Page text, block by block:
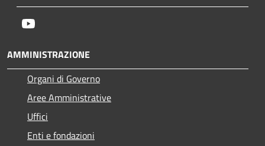
AMMINISTRAZIONE
Organi di Governo
Aree Amministrative
Uffici
Enti e fondazioni